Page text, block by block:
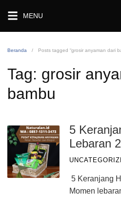
konten
MENU
Beranda Posts tagged “grosir anyaman dari
Tag: grosir
bambu
5
Lebaran
5 Keranjang
Momen